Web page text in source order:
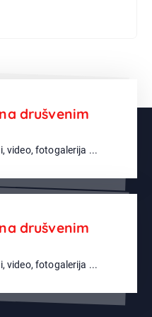
drušvenim
video, fotogalerija ...
drušvenim
video, fotogalerija ...